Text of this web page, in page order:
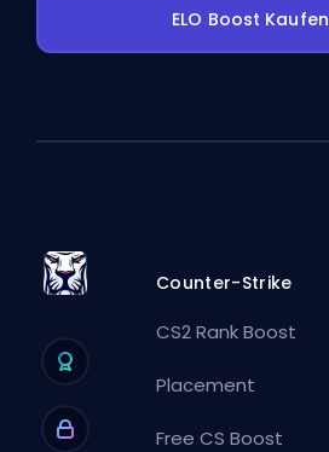
ELO Boost Kaufen
Counter-Strike
CS2 Rank Boost
Placement
Free CS Boost